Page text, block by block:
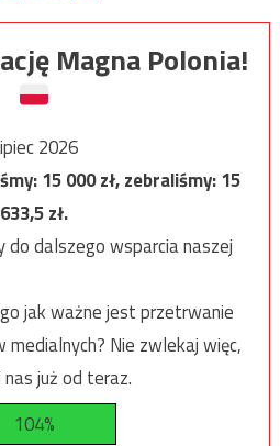
Magna Polonia!
2026
15 000zł, zebraliśmy:15
633,5zł.
do dalszego wsparcia naszej
jak ważne jest przetrwanie
medialnych? Nie zwlekaj więc,
już od teraz.
104%